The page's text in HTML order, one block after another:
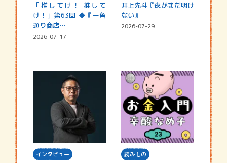
「推してけ！ 推して
け！」第63回 ◆『一角
通り商店…
2026-07-17
井上先斗『夜がまだ明け
ない』
2026-07-29
インタビュー 読みもの